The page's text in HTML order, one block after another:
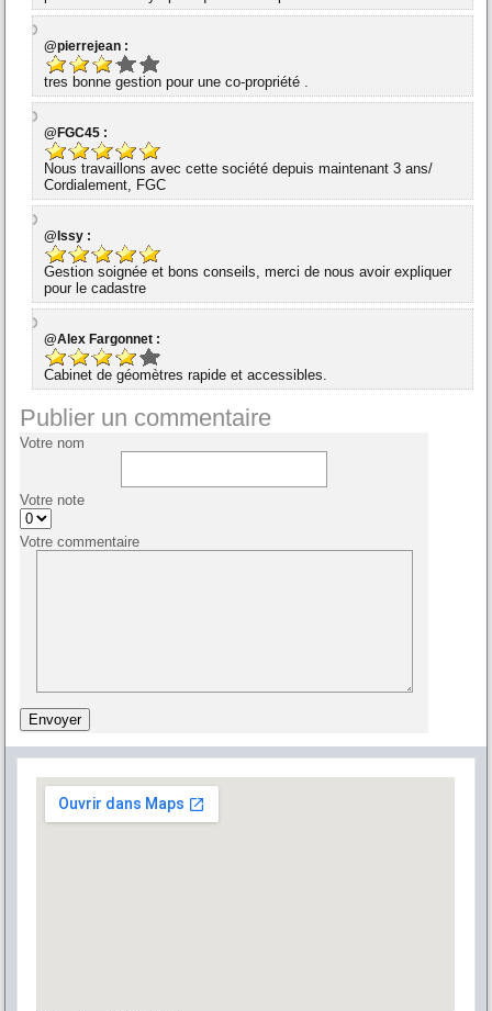
@pierrejean :
tres bonne gestion pour une co-propriété .
@FGC45 :
Nous travaillons avec cette société depuis maintenant 3 ans/
Cordialement, FGC
@Issy :
Gestion soignée et bons conseils, merci de nous avoir expliquer
pour le cadastre
@Alex Fargonnet :
Cabinet de géomètres rapide et accessibles.
Publier un commentaire
Votre nom
Votre note
Votre commentaire